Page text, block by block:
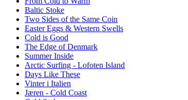
Baltic Stoke
Two Sides of the Same Coin
Easter Eggs & Western Swells
Cold is Good
The Edge of Denmark
Summer Inside
Arctic Surfing - Lofoten Island
Days Like These
Vinter i Italien
Jæren - Cold Coast